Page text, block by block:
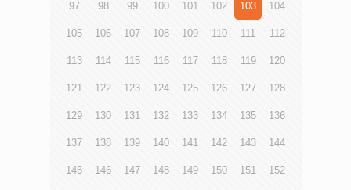
97 98 99 100 101 102 103 104
105 106 107 108 109 110 111 112
113 114 115 116 117 118 119 120
121 122 123 124 125 126 127 128
129 130 131 132 133 134 135 136
137 138 139 140 141 142 143 144
145 146 147 148 149 150 151 152